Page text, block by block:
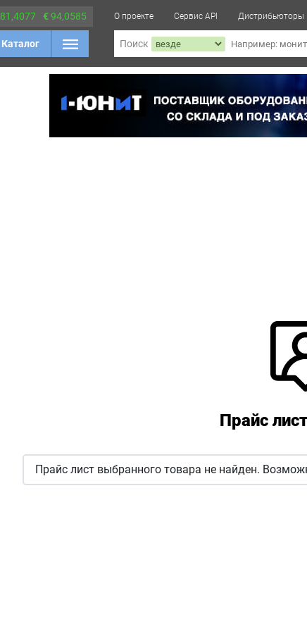
81,4077 €94,0585
Каталог
О проекте Сервис API Дистрибьюторы
Поиск
Прайс
Прайс лист выбранного товара не найден.